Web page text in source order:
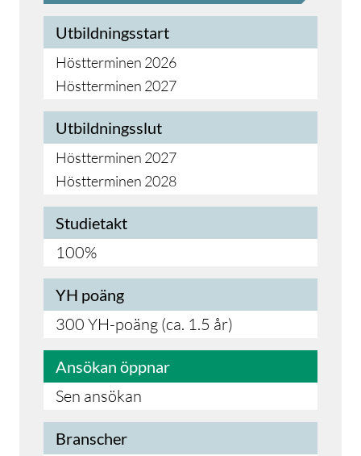
Utbildningsstart
Höstterminen 2026
Höstterminen 2027
Utbildningsslut
Höstterminen 2027
Höstterminen 2028
Studietakt
100%
YH poäng
300 YH-poäng (ca. 1.5 år)
Ansökan öppnar
Sen ansökan
Branscher